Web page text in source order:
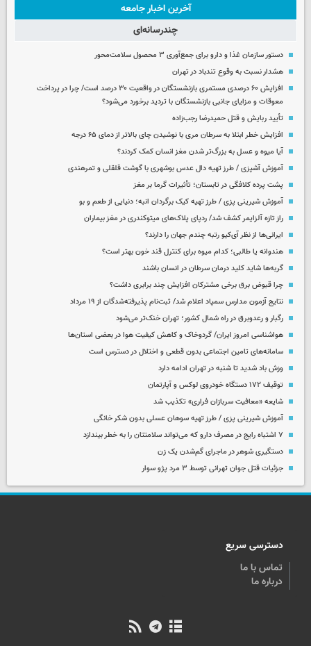
آخرین اخبار جامعه
چندرسانه‌ای
دستور سازمان غذا و دارو برای جمع‌آوری ۳ محصول سلامت‌محور
هشدار نسبت به وقوع تندباد در تهران
افزایش ۶۰ درصدی مستمری‌ بازنشستگان در واقعیت ۳۰ درصد است/ چرا در پرداخت
معوقات و مزایای جانبی بازنشستگان با تردید برخورد می‌شود؟
تأیید ربایش و قتل حمیدرضا رجب‌زاده
افزایش خطر ابتلا به سرطان مری با نوشیدن چای بالاتر از دمای ۶۵ درجه
آیا میوه و عسل به بزرگ‌تر شدن مغز انسان کمک کردند؟
آموزش آشپزی / طرز تهیه دال عدس بوشهری با گوشت قلقلی و تمرهندی
پشت پرده کلافگی در تابستان؛ تأثیرات گرما بر مغز
آموزش شیرینی پزی / طرز تهیه کیک برگردان انبه؛ دنیایی از طعم و بو
راز تازه آلزایمر کشف شد/ ردپای پلاک‌های میتوکندری در مغز بیماران
ایرانی‌ها از نظر آی‌کیو رتبه چندم جهان را دارند؟
هندوانه یا طالبی؛ کدام‌ میوه برای کنترل قند خون بهتر است؟
گربه‌ها شاید کلید درمان سرطان در انسان باشند
چرا قبوض برق برخی مشترکان افزایش چند برابری داشت؟
نتایج آزمون مدارس سمپاد اعلام شد/ ثبت‌نام پذیرفته‌شدگان از ۱۹ مرداد
رگبار و رعدوبرق در راه شمال کشور؛ تهران خنک‌تر می‌شود
هواشناسی امروز ایران/ گردوخاک و کاهش کیفیت هوا در بعضی استان‌ها
سامانه‌های تامین اجتماعی بدون قطعی و اختلال در دسترس است
وزش باد شدید تا شنبه در تهران ادامه دارد
توقیف ۱۷۲ دستگاه خودروی لوکس و آپارتمان
شایعه «معافیت سربازان فراری» تکذیب شد
آموزش شیرینی پزی / طرز تهیه سوهان عسلی بدون شکر خانگی
۷ اشتباه رایج در مصرف دارو که می‌تواند سلامتتان را به خطر بیندازد
دستگیری شوهر در ماجرای گم‌شدن یک زن
جزئیات قتل جوان تهرانی توسط ۳ مرد پژو سوار
دسترسی سریع
تماس با ما
درباره ما